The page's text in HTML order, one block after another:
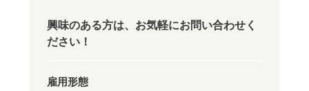
興味のある方は、お気軽にお問い合わせく
ださい！
雇用形態